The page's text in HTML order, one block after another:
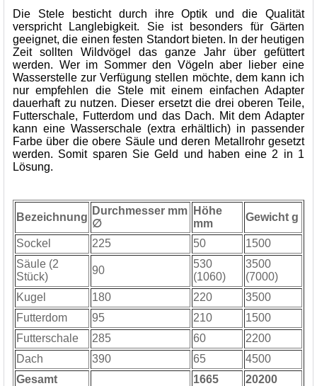
Die Stele besticht durch ihre Optik und die Qualität
verspricht Langlebigkeit. Sie ist besonders für Gärten
geeignet, die einen festen Standort bieten. In der heutigen
Zeit sollten Wildvögel das ganze Jahr über gefüttert
werden. Wer im Sommer den Vögeln aber lieber eine
Wasserstelle zur Verfügung stellen möchte, dem kann ich
nur empfehlen die Stele mit einem einfachen Adapter
dauerhaft zu nutzen. Dieser ersetzt die drei oberen Teile,
Futterschale, Futterdom und das Dach. Mit dem Adapter
kann eine Wasserschale (extra erhältlich) in passender
Farbe über die obere Säule und deren Metallrohr gesetzt
werden. Somit sparen Sie Geld und haben eine 2 in 1
Lösung.
Bezeichnung
Durchmesser mm
∅
Höhe
mm
Gewicht g
Sockel 225 50
1500
Säule (2
Stück)
90
530
(1060)
3500
(7000)
Kugel
180 220
3500
Futterdom
95 210
1500
Futterschale
285 60
2200
Dach
390 65
4500
Gesamt
1665 20200